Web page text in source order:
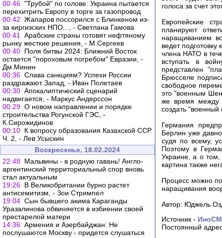
00:46 "Трубой" по голове: Украина пытается
перехитрить Европу в торге за газопровод
00:42 Жапаров поссорился с Блинкеном из-
за киргизских НПО..., - Светлана Гамова
00:41
Арабские страны готовят нефтяному
рынку жесткие решения, - М.Сергеев
00:40 Поля битвы 2024: Ближний Восток
остается "пороховым погребом" Евразии, -
Дм.Минин
00:36 Слава санкциям? Успехи России
раздражают Запад, - Иван Полетаев
00:30 Апокалиптический сценарий
надвигается, - Маркус Андерссон
00:29 О новом направлении и порядке
строительства Рогунской ГЭС, -
К.Сирожидинов
00:10 К вопросу образования Казахской ССР.
Ч. 2, - Лев Усыскин
Воскресенье, 18.02.2024
22:48 Мальвины - в родную гавань! Англо-
аргентинский территориальный спор вновь
стал актуальным
19:26 В Великобритании бурно растет
антисемитизм, - Зои Стримпел
19:04 Сын бывшего акима Караганды
Уразалинова обвиняется в избиении своей
престарелой матери
14:36 Армения и Азербайджан: Не
послушаются Москву - придется слушаться
голоса за счет
Европейские
планируют
наращиванием
ведет
члена НАТО в
вступать в
представлен
Брюсселе
свободное
это "военным
же время между
создать
Германия
Берлин уже
судя по всему,
Поэтому в
Украине, а о том,
картина также
Процесс можно
наращивания
Автор: Юджель
Источник -
Постоянный